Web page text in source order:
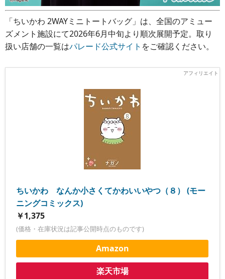
「ちいかわ 2WAYミニトートバッグ」は、全国のアミュー
ズメント施設にて2026年6月中旬より順次展開予定。取り
扱い店舗の一覧はパレード公式サイト をご確認ください。
ちいかわ なんか小さくてかわいいやつ（８） (モー
ニングコミックス)
￥1,375
(価格・在庫状況は記事公開時点のものです)
Amazon
楽天市場